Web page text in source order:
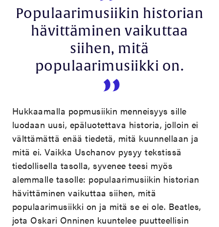
Populaarimusiikin historian
hävittäminen vaikuttaa
siihen, mitä
populaarimusiikki on.
Hukkaamalla popmusiikin menneisyys sille
luodaan uusi, epäluotettava historia, jolloin ei
välttämättä enää tiedetä, mitä kuunnellaan ja
mitä ei. Vaikka Uschanov pysyy tekstissä
tiedollisella tasolla, syvenee teesi myös
alemmalle tasolle: populaarimusiikin historian
hävittäminen vaikuttaa siihen, mitä
populaarimusiikki on ja mitä se ei ole. Beatles,
jota Oskari Onninen kuuntelee puutteellisin